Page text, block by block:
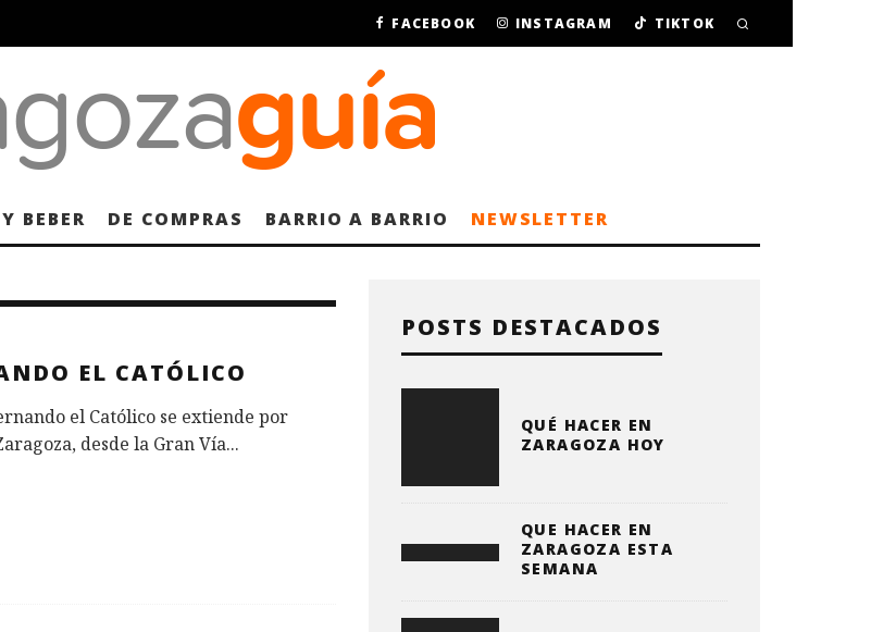
FACEBOOK INSTAGRAM TIKTOK
BEBER DE COMPRAS BARRIO A BARRIO NEWSLETTER
EL CATÓLICO
el Católico se extiende por
desde la Gran Vía...
POSTS DESTACADOS
QUÉ HACER EN
ZARAGOZA HOY
QUE HACER EN
ZARAGOZA ESTA
SEMANA